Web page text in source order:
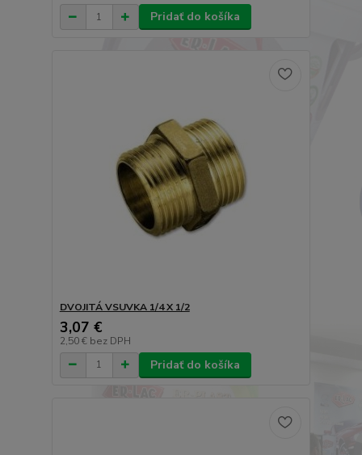
Pridať do košíka
DVOJITÁ VSUVKA 1/4 X 1/2
3,07 €
2,50 € bez DPH
Pridať do košíka